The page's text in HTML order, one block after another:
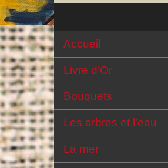
Accueil
Livre d’Or
Bouquets
Les arbres et l’eau
La mer